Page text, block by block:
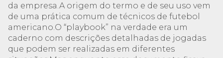
da empresa.A origem do termo e de seu uso vem
de uma prática comum de técnicos de futebol
americano.O “playbook” na verdade era um
caderno com descrições detalhadas de jogadas
que podem ser realizadas em diferentes